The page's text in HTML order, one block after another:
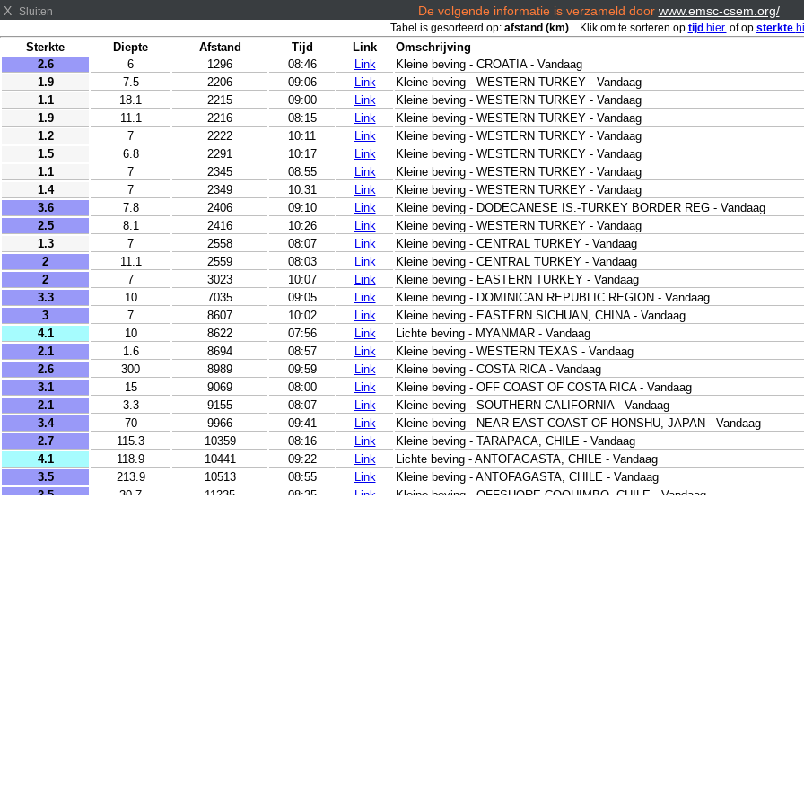
X Sluiten De volgende informatie is verzameld door www.emsc-csem.org/
Tabel is gesorteerd op: afstand (km). Klik om te sorteren op tijd hier.of op sterkte
Sterkte Diepte Afstand Tijd Link
Omschrijving
2.6
6 1296 08:46 Link
Kleine beving - CROATIA - Vandaag
1.9
7.5 2206 09:06 Link
Kleine beving - WESTERN TURKEY - Vandaag
1.1
18.1 2215 09:00 Link
Kleine beving - WESTERN TURKEY - Vandaag
1.9
11.1 2216 08:15 Link
Kleine beving - WESTERN TURKEY - Vandaag
1.2
7 2222 10:11 Link
Kleine beving - WESTERN TURKEY - Vandaag
1.5
6.8 2291 10:17 Link
Kleine beving - WESTERN TURKEY - Vandaag
1.1
7 2345 08:55 Link
Kleine beving - WESTERN TURKEY - Vandaag
1.4
7 2349 10:31 Link
Kleine beving - WESTERN TURKEY - Vandaag
3.6
7.8 2406 09:10 Link
Kleine beving - DODECANESE IS.-TURKEY BORDER REG - Vandaag
2.5
8.1 2416 10:26 Link
Kleine beving - WESTERN TURKEY - Vandaag
1.3
7 2558 08:07 Link
Kleine beving - CENTRAL TURKEY - Vandaag
2
11.1 2559 08:03 Link
Kleine beving - CENTRAL TURKEY - Vandaag
2
7 3023 10:07 Link
Kleine beving - EASTERN TURKEY - Vandaag
3.3
10 7035 09:05 Link
Kleine beving - DOMINICAN REPUBLIC REGION - Vandaag
3
7 8607 10:02 Link
Kleine beving - EASTERN SICHUAN, CHINA - Vandaag
4.1
10 8622 07:56 Link
Lichte beving - MYANMAR - Vandaag
2.1
1.6 8694 08:57 Link
Kleine beving - WESTERN TEXAS - Vandaag
2.6
300 8989 09:59 Link
Kleine beving - COSTA RICA - Vandaag
3.1
15 9069 08:00 Link
Kleine beving - OFF COAST OF COSTA RICA - Vandaag
2.1
3.3 9155 08:07 Link
Kleine beving - SOUTHERN CALIFORNIA - Vandaag
3.4
70 9966 09:41 Link
Kleine beving - NEAR EAST COAST OF HONSHU, JAPAN - Vandaag
2.7
115.3 10359 08:16 Link
Kleine beving - TARAPACA, CHILE - Vandaag
4.1
118.9 10441 09:22 Link
Lichte beving - ANTOFAGASTA, CHILE - Vandaag
3.5
213.9 10513 08:55 Link
Kleine beving - ANTOFAGASTA, CHILE - Vandaag
2.5
30.7 11235 08:35 Link
Kleine beving - OFFSHORE COQUIMBO, CHILE - Vandaag